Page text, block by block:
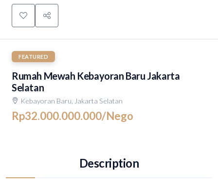
FEATURED
Rumah Mewah Kebayoran Baru Jakarta
Selatan
Kebayoran Baru, Jakarta Selatan
Rp32.000.000.000/Nego
Description